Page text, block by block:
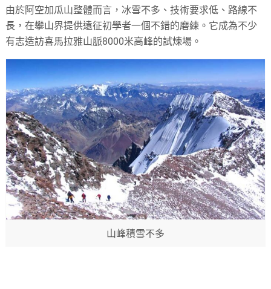
由於阿空加瓜山整體而言，冰雪不多、技術要求低、路線不
長，在攀山界提供遠征初學者一個不錯的磨練。它成為不少
有志造訪喜馬拉雅山脈8000米高峰的試煉場。
山峰積雪不多